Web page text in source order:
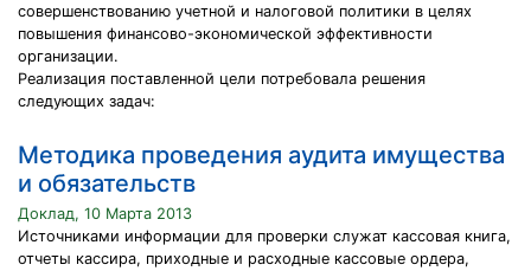
совершенствованию учетной и налоговой политики в целях
повышения финансово-экономической эффективности
организации.
Реализация поставленной цели потребовала решения
следующих задач:
Методика проведения аудита имущества
и обязательств
Доклад, 10 Марта 2013
Источниками информации для проверки служат кассовая книга,
отчеты кассира, приходные и расходные кассовые ордера,